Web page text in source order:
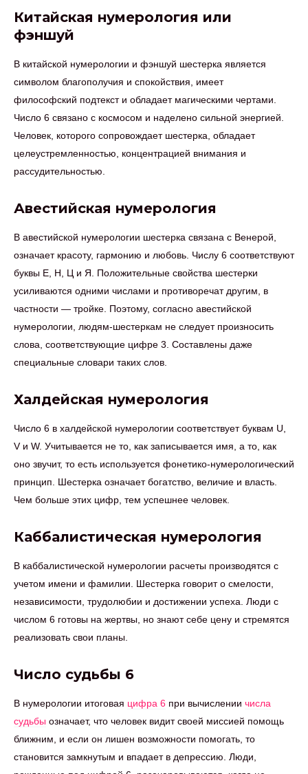
Китайская нумерология или
фэншуй
В китайской нумерологии и фэншуй шестерка является
символом благополучия и спокойствия, имеет
философский подтекст и обладает магическими чертами.
Число 6 связано с космосом и наделено сильной энергией.
Человек, которого сопровождает шестерка, обладает
целеустремленностью, концентрацией внимания и
рассудительностью.
Авестийская нумерология
В авестийской нумерологии шестерка связана с Венерой,
означает красоту, гармонию и любовь. Числу 6 соответствуют
буквы Е, Н, Ц и Я. Положительные свойства шестерки
усиливаются одними числами и противоречат другим, в
частности — тройке. Поэтому, согласно авестийской
нумерологии, людям-шестеркам не следует произносить
слова, соответствующие цифре 3. Составлены даже
специальные словари таких слов.
Халдейская нумерология
Число 6 в халдейской нумерологии соответствует буквам U,
V и W. Учитывается не то, как записывается имя, а то, как
оно звучит, то есть используется фонетико-нумерологический
принцип. Шестерка означает богатство, величие и власть.
Чем больше этих цифр, тем успешнее человек.
Каббалистическая нумерология
В каббалистической нумерологии расчеты производятся с
учетом имени и фамилии. Шестерка говорит о смелости,
независимости, трудолюбии и достижении успеха. Люди с
числом 6 готовы на жертвы, но знают себе цену и стремятся
реализовать свои планы.
Число судьбы 6
В нумерологии итоговая цифра 6 при вычислении числа
судьбы означает, что человек видит своей миссией помощь
ближним, и если он лишен возможности помогать, то
становится замкнутым и впадает в депрессию. Люди,